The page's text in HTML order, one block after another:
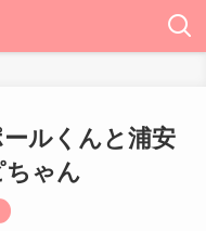
ルくんと浦安
ゃん